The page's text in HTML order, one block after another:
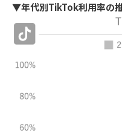
▼年代別TikTok利用率の